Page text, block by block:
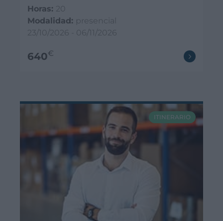
Horas: 20
Modalidad: presencial
23/10/2026 - 06/11/2026
640€
ITINERARIO